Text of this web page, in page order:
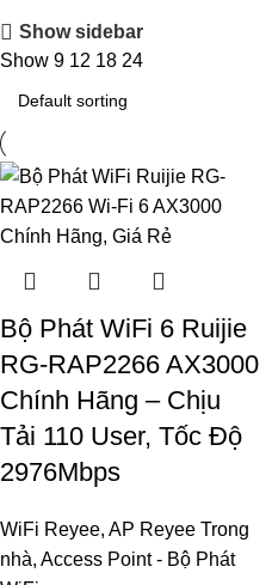
Show sidebar
Show 9 12 18 24
Bộ Phát WiFi 6 Ruijie
RG-RAP2266 AX3000
Chính Hãng – Chịu
Tải 110 User, Tốc Độ
2976Mbps
WiFi Reyee, AP Reyee Trong
nhà, Access Point - Bộ Phát